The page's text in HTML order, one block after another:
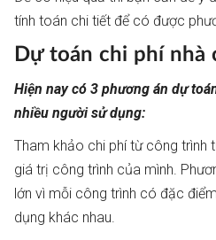
tính toán chi tiết để có được
Dự toán chi phí nhà
Hiện nay có 3 phương án dự
nhiều người sử dụng:
Tham khảo chi phí từ công trình
giá trị công trình của mình.
lớn vì mỗi công trình có đặc
dụng khác nhau.